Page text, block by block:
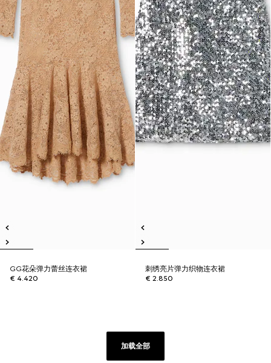
GG花朵弹力蕾丝连衣裙
€ 4.420
刺绣亮片弹力织物连衣裙
€ 2.850
加载全部